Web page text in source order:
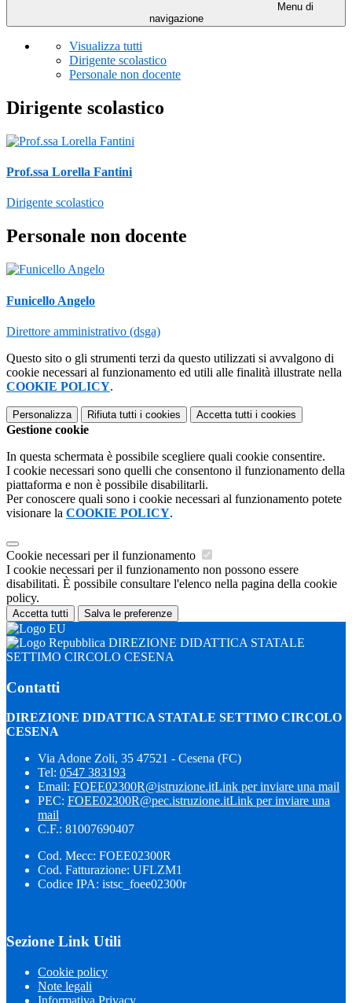
Menu di
navigazione
Visualizza tutti
Dirigente scolastico
Personale non docente
Dirigente scolastico
Prof.ssa Lorella Fantini
Dirigente scolastico
Personale non docente
Funicello Angelo
Direttore amministrativo (dsga)
Questo sito o gli strumenti terzi da questo utilizzati si avvalgono di
cookie necessari al funzionamento ed utili alle finalità illustrate nella
COOKIE POLICY.
Personalizza Rifiuta tutti i cookies Accetta tutti i cookies
Gestione cookie
In questa schermata è possibile scegliere quali cookie consentire.
I cookie necessari sono quelli che consentono il funzionamento della
piattaforma e non è possibile disabilitarli.
Per conoscere quali sono i cookie necessari al funzionamento potete
visionare la COOKIE POLICY.
Cookie necessari per il funzionamento
I cookie necessari per il funzionamento non possono essere
disabilitati. È possibile consultare l'elenco nella pagina della cookie
policy.
Accetta tutti Salva le preferenze
DIREZIONE DIDATTICA STATALE
SETTIMO CIRCOLO CESENA
Contatti
DIREZIONE DIDATTICA STATALE SETTIMO CIRCOLO
CESENA
Via Adone Zoli, 35 47521 - Cesena (FC)
Tel: 0547 383193
Email: FOEE02300R@istruzione.itLink per inviare una mail
PEC: FOEE02300R@pec.istruzione.itLink per inviare una
mail
C.F.: 81007690407
Cod. Mecc: FOEE02300R
Cod. Fatturazione: UFLZM1
Codice IPA: istsc_foee02300r
Sezione Link Utili
Cookie policy
Note legali
Informativa Privacy